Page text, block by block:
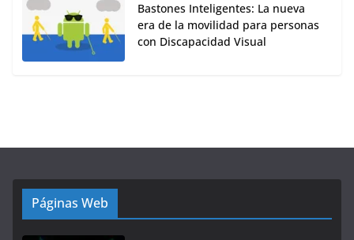
Bastones Inteligentes: La nueva
era de la movilidad para personas
con Discapacidad Visual
Páginas Web